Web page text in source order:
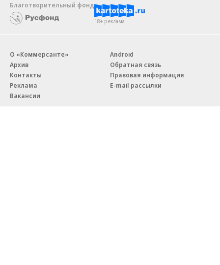
Благотворительный фонд
18+ реклама
О «Коммерсанте»
Архив
Контакты
Реклама
Вакансии
Android
Обратная связь
Правовая информация
E-mail рассылки